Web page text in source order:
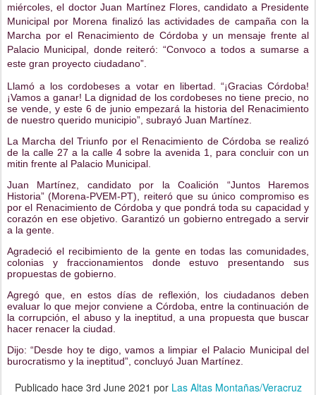
miércoles, el doctor Juan Martínez Flores, candidato a Presidente
Municipal por Morena finalizó las actividades de campaña con la
Marcha por el Renacimiento de Córdoba y un mensaje frente al
Palacio Municipal, donde reiteró: “Convoco a todos a sumarse a
este gran proyecto ciudadano”.
Llamó a los cordobeses a votar en libertad. “¡Gracias Córdoba!
¡Vamos a ganar! La dignidad de los cordobeses no tiene precio, no
se vende, y este 6 de junio empezará la historia del Renacimiento
de nuestro querido municipio”, subrayó Juan Martínez.
La Marcha del Triunfo por el Renacimiento de Córdoba se realizó
de la calle 27 a la calle 4 sobre la avenida 1, para concluir con un
mitin frente al Palacio Municipal.
Juan Martínez, candidato por la Coalición “Juntos Haremos
Historia” (Morena-PVEM-PT), reiteró que su único compromiso es
por el Renacimiento de Córdoba y que pondrá toda su capacidad y
corazón en ese objetivo. Garantizó un gobierno entregado a servir
a la gente.
Agradeció el recibimiento de la gente en todas las comunidades,
colonias y fraccionamientos donde estuvo presentando sus
propuestas de gobierno.
Agregó que, en estos días de reflexión, los ciudadanos deben
evaluar lo que mejor conviene a Córdoba, entre la continuación de
la corrupción, el abuso y la ineptitud, a una propuesta que buscar
hacer renacer la ciudad.
Dijo: “Desde hoy te digo, vamos a limpiar el Palacio Municipal del
burocratismo y la ineptitud”, concluyó Juan Martínez.
Publicado hace 3rd June 2021 por Las Altas Montañas/Veracruz